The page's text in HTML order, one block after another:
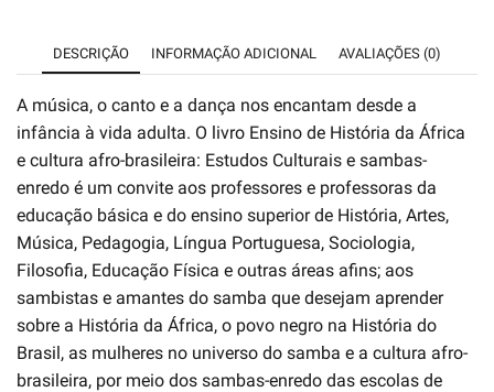
brasileira
quantidade
DESCRIÇÃO INFORMAÇÃO ADICIONAL AVALIAÇÕES (0)
A música, o canto e a dança nos encantam desde a
infância à vida adulta. O livro Ensino de História da África
e cultura afro-brasileira: Estudos Culturais e sambas-
enredo é um convite aos professores e professoras da
educação básica e do ensino superior de História, Artes,
Música, Pedagogia, Língua Portuguesa, Sociologia,
Filosofia, Educação Física e outras áreas afins; aos
sambistas e amantes do samba que desejam aprender
sobre a História da África, o povo negro na História do
Brasil, as mulheres no universo do samba e a cultura afro-
brasileira, por meio dos sambas-enredo das escolas de